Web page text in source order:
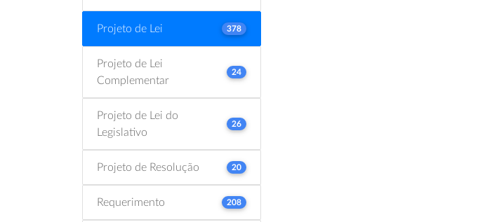
Projeto de Lei 378
Projeto de Lei
Complementar
24
Projeto de Lei do
Legislativo
26
Projeto de Resolução 20
Requerimento 208